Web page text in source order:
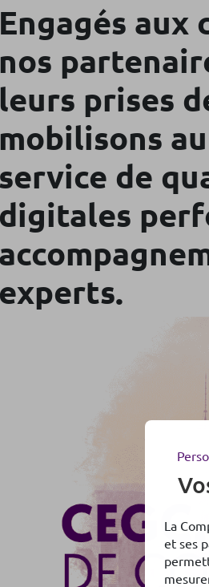
Engagés aux
nos
leurs prises
mobilisons
service de
digitales
experts.
La
et ses